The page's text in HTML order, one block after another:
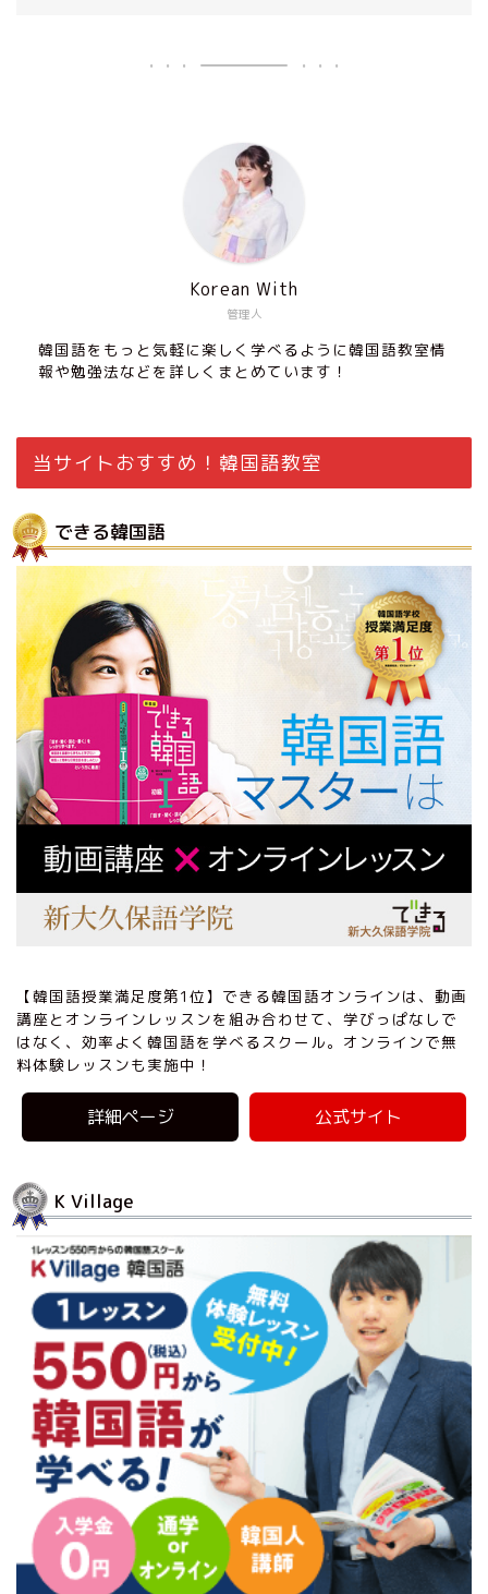
管理人
Korean With
韓国語をもっと気軽に楽しく学べるように韓国語教室情
報や勉強法などを詳しくまとめています！
当サイトおすすめ！韓国語教室
できる韓国語
【韓国語授業満足度第1位】できる韓国語オンラインは、動画
講座とオンラインレッスンを組み合わせて、学びっぱなしで
はなく、効率よく韓国語を学べるスクール。オンラインで無
料体験レッスンも実施中！
詳細ページ 公式サイト
K Village